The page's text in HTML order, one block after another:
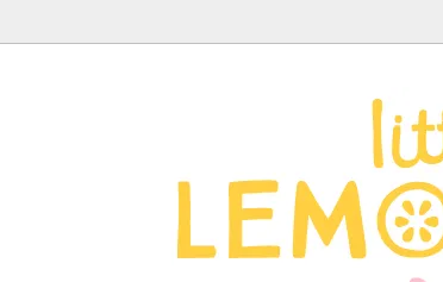
Apparel -アパレル-
サイズで探す
【夏アイテム特集】 2026
年最新！子ども用水着・浮
き輪 アイテム